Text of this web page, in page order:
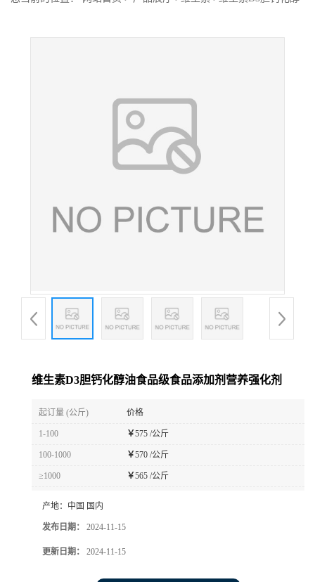
维生素D3胆钙化醇油食品级食品添加剂营养强化剂
起订量 (公斤) 价格
1-100 ￥575 /公斤
100-1000 ￥570 /公斤
≥1000 ￥565 /公斤
产地： 中国 国内
发布日期： 2024-11-15
更新日期： 2024-11-15